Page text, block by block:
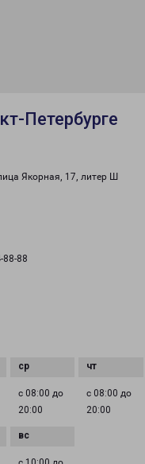
Петербурге
Якорная, 17, литер Ш
88-88
с 08:00 до
20:00
с 08:00 до
20:00